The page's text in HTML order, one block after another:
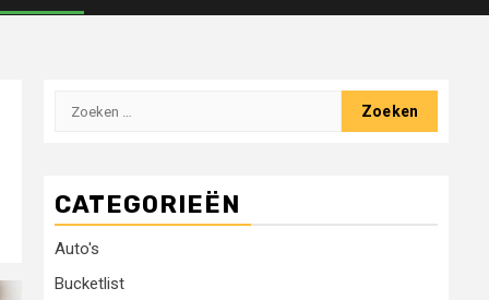
Zoeken
CATEGORIEËN
Auto's
Bucketlist